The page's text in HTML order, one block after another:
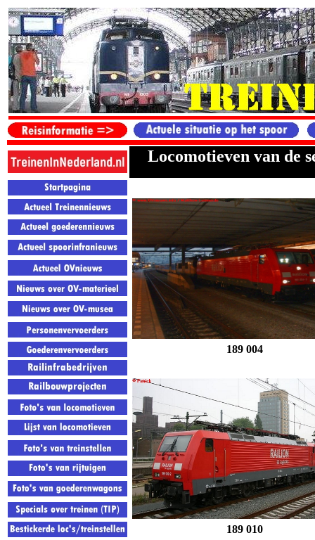
Locomotieven van de
189 004
189 010